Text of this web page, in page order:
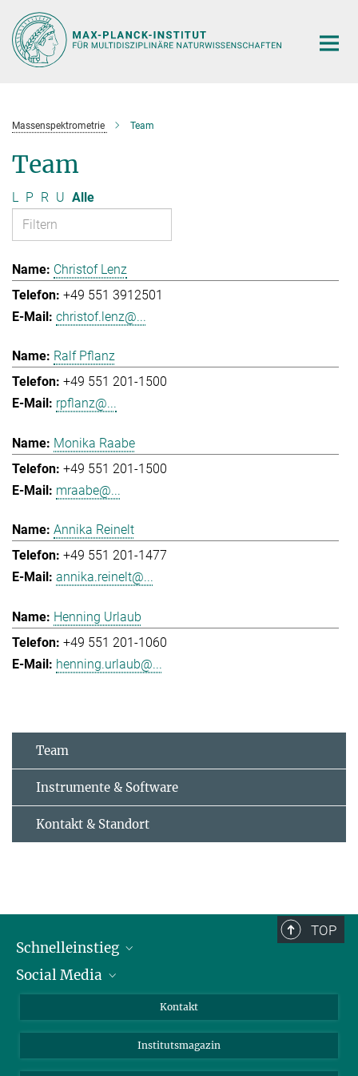
Hauptinhalt
Massenspektrometrie Team
Team
L P R U Alle
Christof Lenz
+49 551 3912501
christof.lenz@...
Ralf Pflanz
+49 551 201-1500
rpflanz@...
Monika Raabe
+49 551 201-1500
mraabe@...
Annika Reinelt
+49 551 201-1477
annika.reinelt@...
Henning Urlaub
+49 551 201-1060
henning.urlaub@...
Team
Instrumente & Software
Kontakt & Standort
TOP
Schnelleinstieg
Alumni
Social Media
Facebook
Kontakt
Institutsmagazin